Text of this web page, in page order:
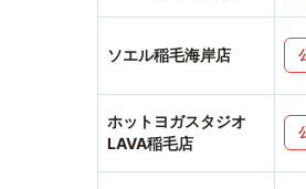
ソエル稲毛海岸店
ホットヨガスタジオ
LAVA稲毛店